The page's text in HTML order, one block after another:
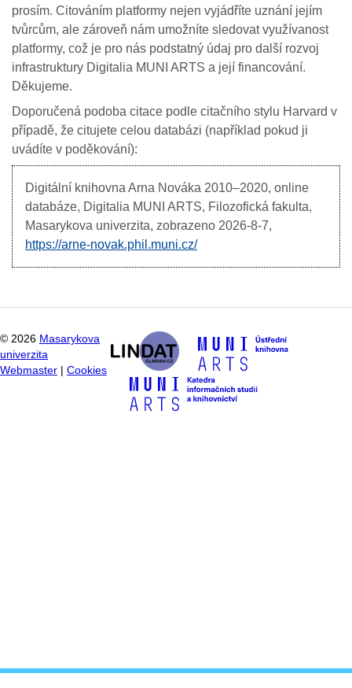
prosím. Citováním platformy nejen vyjádříte uznání jejím
tvůrcům, ale zároveň nám umožníte sledovat využívanost
platformy, což je pro nás podstatný údaj pro další rozvoj
infrastruktury Digitalia MUNI ARTS a její financování.
Děkujeme.
Doporučená podoba citace podle citačního stylu Harvard v
případě, že citujete celou databázi (například pokud ji
uvádíte v poděkování):
Digitální knihovna Arna Nováka 2010–2020, online
databáze, Digitalia MUNI ARTS, Filozofická fakulta,
Masarykova univerzita, zobrazeno 2026-8-7,
https://arne-novak.phil.muni.cz/
© 2026 Masarykova
univerzita
Webmaster
Cookies